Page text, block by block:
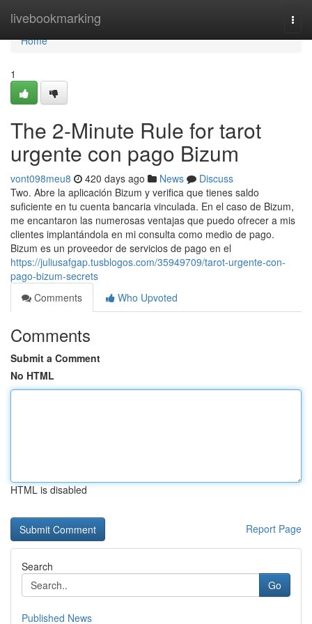
livebookmarking
Home
Home
1
The 2-Minute Rule for tarot
urgente con pago Bizum
vont098meu8 420 days ago News
Discuss
Two. Abre la aplicación Bizum y verifica que tienes saldo
suficiente en tu cuenta bancaria vinculada. En el caso de Bizum,
me encantaron las numerosas ventajas que puedo ofrecer a mis
clientes implantándola en mi consulta como medio de pago.
Bizum es un proveedor de servicios de pago en el
https://juliusafgap.tusblogos.com/35949709/tarot-urgente-con-
pago-bizum-secrets
Comments
Who Upvoted
Comments
Submit a Comment
No HTML
HTML is disabled
Report Page
Search
Go
Published News